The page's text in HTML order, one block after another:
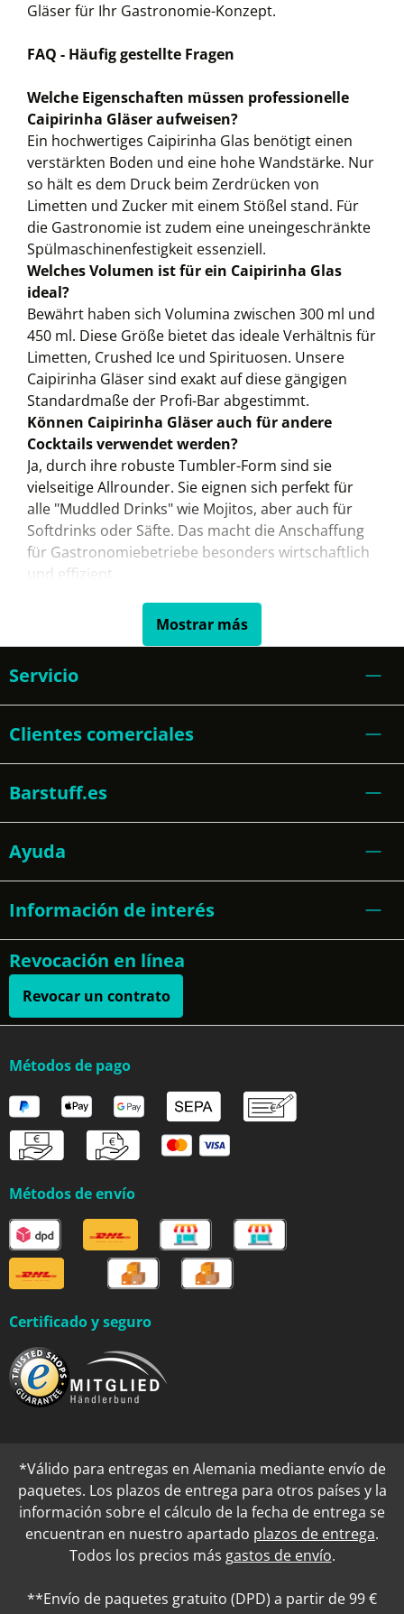
Gläser für Ihr Gastronomie-Konzept.
FAQ - Häufig gestellte Fragen
Welche Eigenschaften müssen professionelle
Caipirinha Gläser aufweisen?
Ein hochwertiges Caipirinha Glas benötigt einen
verstärkten Boden und eine hohe Wandstärke. Nur
so hält es dem Druck beim Zerdrücken von
Limetten und Zucker mit einem Stößel stand. Für
die Gastronomie ist zudem eine uneingeschränkte
Spülmaschinenfestigkeit essenziell.
Welches Volumen ist für ein Caipirinha Glas
ideal?
Bewährt haben sich Volumina zwischen 300 ml und
450 ml. Diese Größe bietet das ideale Verhältnis für
Limetten, Crushed Ice und Spirituosen. Unsere
Caipirinha Gläser sind exakt auf diese gängigen
Standardmaße der Profi-Bar abgestimmt.
Können Caipirinha Gläser auch für andere
Cocktails verwendet werden?
Ja, durch ihre robuste Tumbler-Form sind sie
vielseitige Allrounder. Sie eignen sich perfekt für
alle "Muddled Drinks" wie Mojitos, aber auch für
Softdrinks oder Säfte. Das macht die Anschaffung
für Gastronomiebetriebe besonders wirtschaftlich
und effizient.
Mostrar más
Servicio
Clientes comerciales
Barstuff.es
Ayuda
Información de interés
Revocación en línea
Revocar un contrato
Métodos de pago
Métodos de envío
Certificado y seguro
*Válido para entregas en Alemania mediante envío de
paquetes. Los plazos de entrega para otros países y la
información sobre el cálculo de la fecha de entrega se
encuentran en nuestro apartado plazos de entrega.
Todos los precios más gastos de envío.
**Envío de paquetes gratuito (DPD) a partir de 99 €